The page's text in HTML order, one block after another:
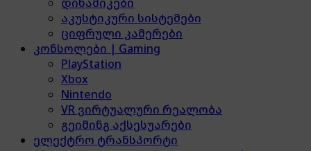
აკუსტიკური სისტემები
ციფრული კამერები
კონსოლები | Gaming
PlayStation
Xbox
Nintendo
VR ვირტუალური რეალობა
გეიმინგ აქსესუარები
ელექტრო ტრანსპორტი